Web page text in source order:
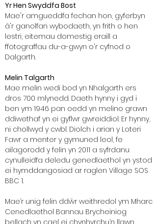
Yr Hen Swyddfa Bost
Mae'r amgueddfa fechan hon, gyferbyn
â'r ganolfan wybodaeth, yn frith o hen
lestri, eitemau domestig eraill a
ffotograffau du-a-gwyn o'r cyfnod o
Dalgarth.
Melin Talgarth
Mae melin wedi bod yn Nhalgarth ers
dros 700 mlynedd. Daeth hynny i gyd i
ben ym 1946 pan oedd yn melino grawn
ddiwethaf yn ei gyflwr gwreiddiol. Er hynny,
ni chollwyd y cwbl. Diolch i arian y Loteri
Fawr a menter y gymuned leol, fe
ailagorodd y felin yn 2011 a syfrdanu
cynulleidfa deledu genedlaethol yn ystod
ei hymddangosiad ar raglen Village SOS
BBC 1.
Mae’r unig felin ddŵr weithredol ym Mharc
Cenedlaethol Bannau Brycheiniog
bellach yn cael ei chynhyrchu’n llawn